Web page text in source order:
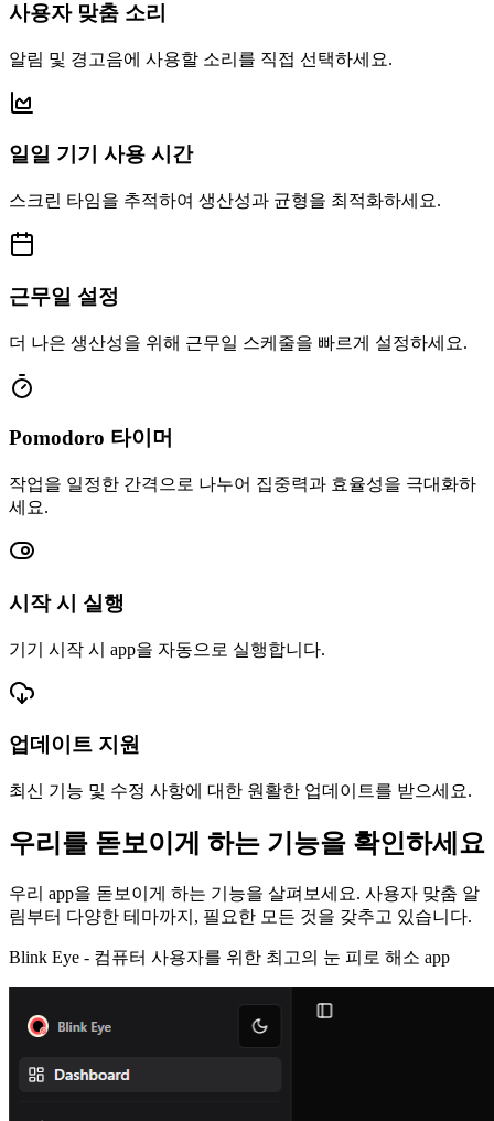
사용자 맞춤 소리
알림 및 경고음에 사용할 소리를 직접 선택하세요.
일일 기기 사용 시간
스크린 타임을 추적하여 생산성과 균형을 최적화하세요.
근무일 설정
더 나은 생산성을 위해 근무일 스케줄을 빠르게 설정하세요.
Pomodoro 타이머
작업을 일정한 간격으로 나누어 집중력과 효율성을 극대화하
세요.
시작 시 실행
기기 시작 시 app을 자동으로 실행합니다.
업데이트 지원
최신 기능 및 수정 사항에 대한 원활한 업데이트를 받으세요.
우리를 돋보이게 하는 기능을 확인하세요
우리 app을 돋보이게 하는 기능을 살펴보세요. 사용자 맞춤 알
림부터 다양한 테마까지, 필요한 모든 것을 갖추고 있습니다.
Blink Eye - 컴퓨터 사용자를 위한 최고의 눈 피로 해소 app